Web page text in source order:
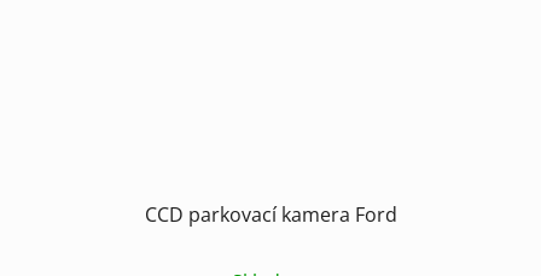
CCD parkovací kamera Ford